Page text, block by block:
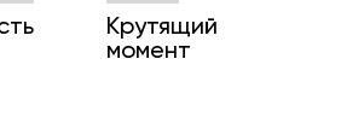
Крутящий
момент